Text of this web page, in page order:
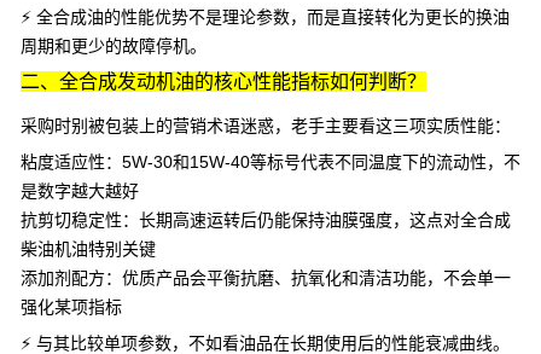
⚡ 全合成油的性能优势不是理论参数，而是直接转化为更长的换油
周期和更少的故障停机。
二、全合成发动机油的核心性能指标如何判断？
采购时别被包装上的营销术语迷惑，老手主要看这三项实质性能：
粘度适应性：5W-30和15W-40等标号代表不同温度下的流动性，不
是数字越大越好
抗剪切稳定性：长期高速运转后仍能保持油膜强度，这点对全合成
柴油机油特别关键
添加剂配方：优质产品会平衡抗磨、抗氧化和清洁功能，不会单一
强化某项指标
⚡ 与其比较单项参数，不如看油品在长期使用后的性能衰减曲线。